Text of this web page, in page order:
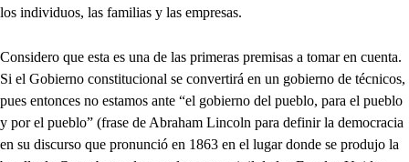
los individuos, las familias y las empresas.
Considero que esta es una de las primeras premisas a tomar en cuenta.
Si el Gobierno constitucional se convertirá en un gobierno de técnicos,
pues entonces no estamos ante “el gobierno del pueblo, para el pueblo
y por el pueblo” (frase de Abraham Lincoln para definir la democracia
en su discurso que pronunció en 1863 en el lugar donde se produjo la